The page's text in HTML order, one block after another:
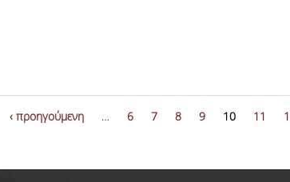
‹ προηγούμενη … 6 7 8 9 10 11